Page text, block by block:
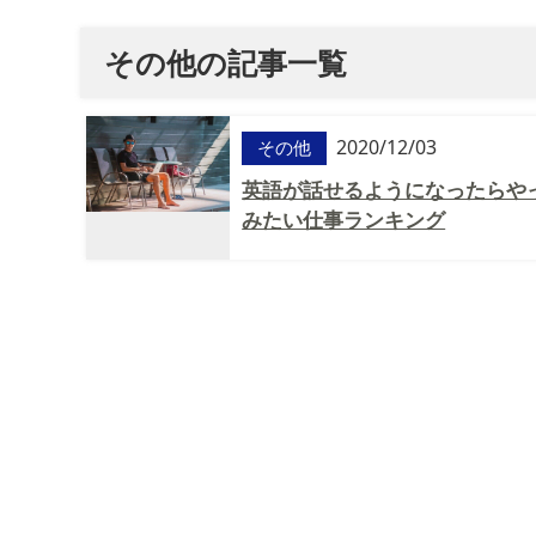
その他の記事一覧
その他 2020/12/03
英語が話せるようになったらや
みたい仕事ランキング